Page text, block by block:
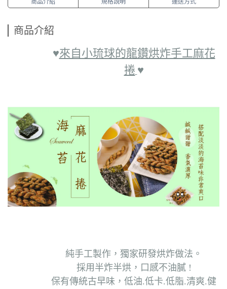
商品介紹
♥︎來自小琉球的龍鑽烘炸手工麻花
捲 ♥︎
純手工製作，獨家研發烘炸做法。
採用半炸半烘，口感不油膩 !
保有傳統古早味，低油.低卡.低脂.清爽.健